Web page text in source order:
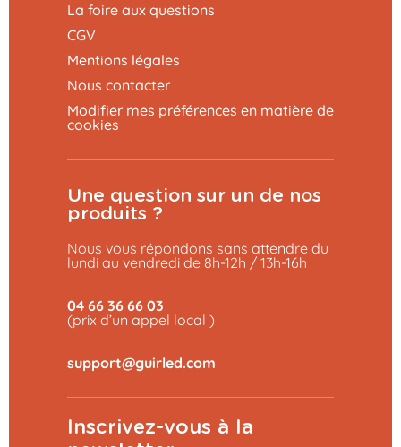
La foire aux questions
CGV
Mentions légales
Nous contacter
Modifier mes préférences en matière de
cookies
Une question sur un de nos
produits ?
Nous vous répondons sans attendre du
lundi au vendredi de 8h-12h / 13h-16h
04 66 36 66 03
(prix d’un appel local )
Inscrivez-vous à la